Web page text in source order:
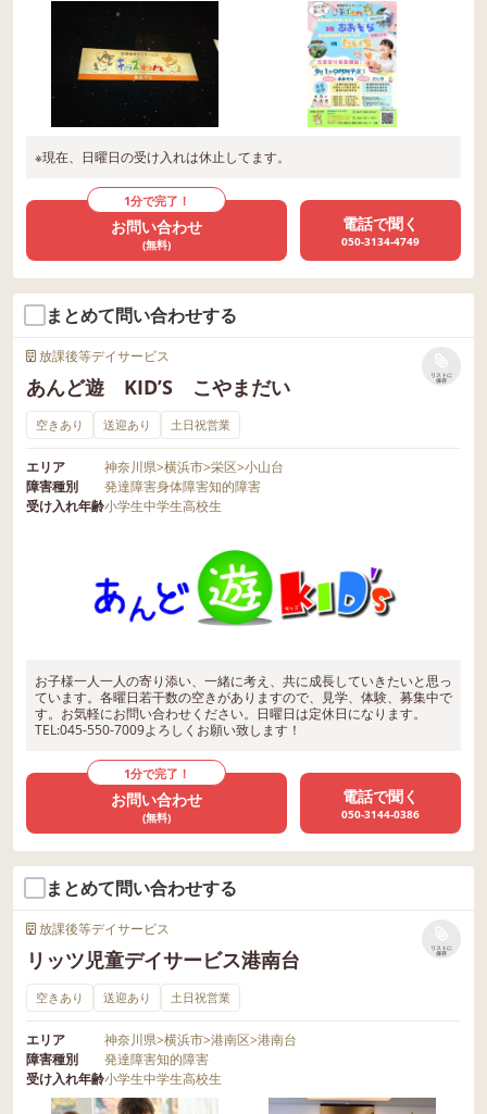
※現在、日曜日の受け入れは休止してます。
1分で完了！
お問い合わせ
(無料)
電話で聞く
050-3134-4749
まとめて問い合わせする
放課後等デイサービス
あんど遊 KID’S こやまだい
リストに
保存
空きあり 送迎あり 土日祝営業
エリア 神奈川県>横浜市>栄区>小山台
障害種別
発達障害身体障害知的障害
受け入れ年齢小学生中学生高校生
お子様一人一人の寄り添い、一緒に考え、共に成長していきたいと思っ
ています。各曜日若干数の空きがありますので、見学、体験、募集中で
す。お気軽にお問い合わせください。日曜日は定休日になります。
TEL:045-550-7009よろしくお願い致します！
1分で完了！
お問い合わせ
(無料)
電話で聞く
050-3144-0386
まとめて問い合わせする
放課後等デイサービス
リッツ児童デイサービス港南台
リストに
保存
空きあり 送迎あり 土日祝営業
エリア 神奈川県>横浜市>港南区>港南台
障害種別
発達障害知的障害
受け入れ年齢小学生中学生高校生